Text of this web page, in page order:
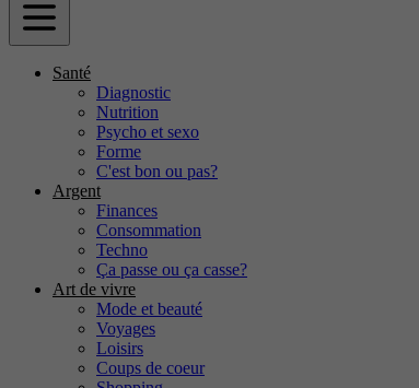
Santé
Diagnostic
Nutrition
Psycho et sexo
Forme
C'est bon ou pas?
Argent
Finances
Consommation
Techno
Ça passe ou ça casse?
Art de vivre
Mode et beauté
Voyages
Loisirs
Coups de coeur